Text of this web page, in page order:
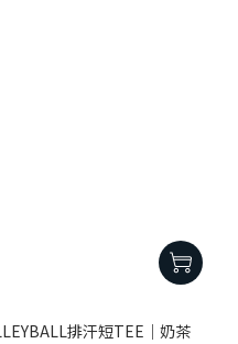
排汗短TEE｜奶茶